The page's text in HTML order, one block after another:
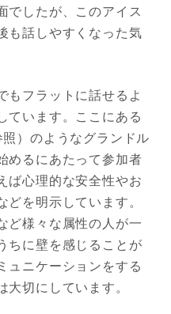
でしたが、このアイス
も話しやすくなった気
もフラットに話せるよ
ています。ここにある
照）のようなグランドル
めるにあたって参加者
ば心理的な安全性やお
どを明示しています。
ど様々な属性の人が一
ちに壁を感じることが
ュニケーションをする
大切にしています。